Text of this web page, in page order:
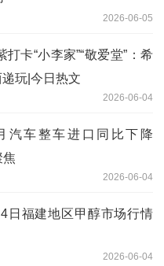
2026-06-05
卡“小李家”“敬爱堂”：希
玩|今日热文
2026-06-04
汽车整车进口同比下降
焦
2026-06-04
日福建地区甲醇市场行情
2026-06-04